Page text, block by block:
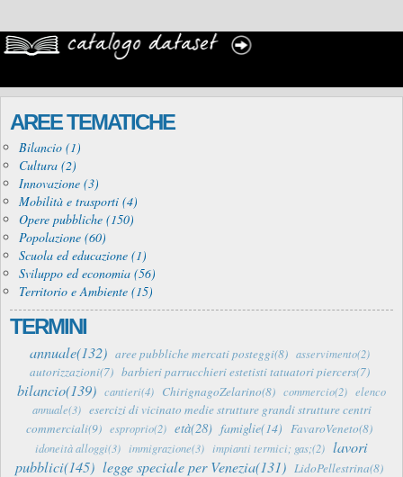
AREE TEMATICHE
Bilancio (1)
Cultura (2)
Innovazione (3)
Mobilità e trasporti (4)
Opere pubbliche (150)
Popolazione (60)
Scuola ed educazione (1)
Sviluppo ed economia (56)
Territorio e Ambiente (15)
TERMINI
annuale(132) aree pubbliche mercati posteggi(8) asservimento(2)
autorizzazioni(7) barbieri parrucchieri estetisti tatuatori piercers(7)
bilancio(139) cantieri(4) ChirignagoZelarino(8) commercio(2) elenco
annuale(3) esercizi di vicinato medie strutture grandi strutture centri
commerciali(9) esproprio(2) età(28) famiglie(14) FavaroVeneto(8)
idoneità alloggi(3) immigrazione(3) impianti termici; gas;(2) lavori
pubblici(145) legge speciale per Venezia(131) LidoPellestrina(8)